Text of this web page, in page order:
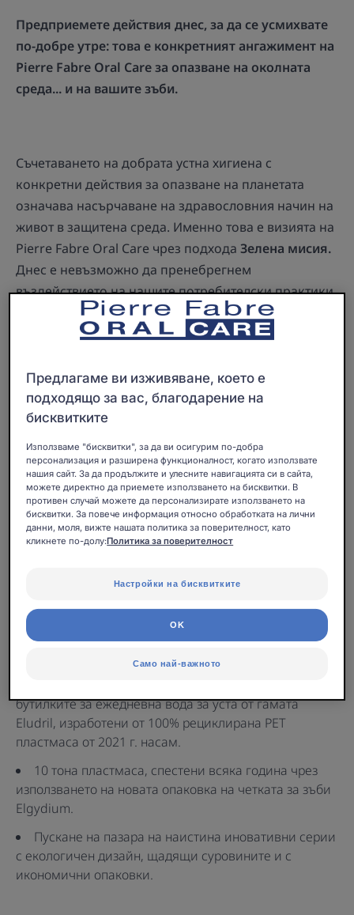
Предприемете действия днес, за да се усмихвате
по-добре утре: това е конкретният ангажимент на
Pierre Fabre Oral Care за опазване на околната
среда... и на вашите зъби.
Съчетаването на добрата устна хигиена с
конкретни действия за опазване на планетата
означава насърчаване на здравословния начин на
живот в защитена среда. Именно това е визията на
Pierre Fabre Oral Care чрез подхода Зелена мисия.
Днес е невъзможно да пренебрегнем
въздействието на нашите потребителски практики
върху утрешния свят. Всички ние осъзнаваме
важността на това колективно пробуждане.
възможност да се създадат чудесни алтернативи за
поддържане на по-добри, по-екологични навици.
еволюцията на Pierre Fabre Oral Care.Pierre Fabre
Oral Care се ангажира да намали емисиите на CO2
с еквивалента на 324 тона годишно. Това е малко
абстрактно и сметката определено е сложна (за
илюстрация: едно пътуване от Париж до Ню Йорк
CO2). И така, за да превърнем това число в нещо
наистина количествено измеримо, ето някои от
резултатите от действията, предприети от марките
бутилките за ежедневна вода за уста от гамата
Eludril, изработени от 100% рециклирана PET
пластмаса от 2021 г. насам.
10 тона пластмаса, спестени всяка година чрез
използването на новата опаковка на четката за зъби
Elgydium.
Пускане на пазара на наистина иновативни серии
с екологичен дизайн, щадящи суровините и с
икономични опаковки.
Предлагаме ви изживяване, което е
подходящо за вас, благодарение на
бисквитките
Използваме "бисквитки", за да ви осигурим по-добра
персонализация и разширена функционалност, когато използвате
нашия сайт. За да продължите и улесните навигацията си в сайта,
можете директно да приемете използването на бисквитки. В
противен случай можете да персонализирате използването на
бисквитки. За повече информация относно обработката на лични
данни, моля, вижте нашата политика за поверителност, като
кликнете по-долу:Политика за поверителност
Настройки на бисквитките
Само най-важното
OK